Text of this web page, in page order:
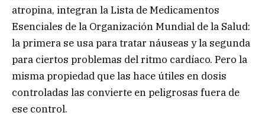
atropina, integran la Lista de Medicamentos
Esenciales de la Organización Mundial de la Salud:
la primera se usa para tratar náuseas y la segunda
para ciertos problemas del ritmo cardíaco. Pero la
misma propiedad que las hace útiles en dosis
controladas las convierte en peligrosas fuera de
ese control.